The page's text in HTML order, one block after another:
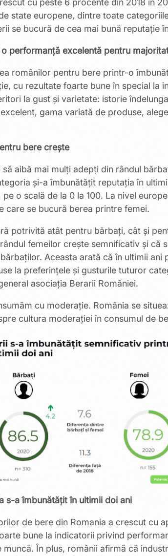
cu peste 6 procente din 2018 în
state europene, dintre toate
se bucură de cea mai bună reputație
performanță excelentă pentru
românilor pentru bere printr-o
cu rezultate foarte bune în special la
la gust și varietate: istorie
gama variată de produse,
bere crește
să aibă mai mulți adepți din rândul
și-a îmbunătățit reputația în
o scală de la 0 la 100. La nivel
care se bucură berea printre femei.
potrivită atât pentru bărbați, cât și
femeilor crește semnificativ și că
Aceasta arată că în ultimii
la preferințele și gusturile tuturor
asociația Berarii României.
cu moderație. România se
cultura moderației în consumul de
s-a îmbunătățit în ultimii doi ani
de bere din Romania a crescut cu
bune la indicatorii privind
muncă. În plus, românii afirmă că